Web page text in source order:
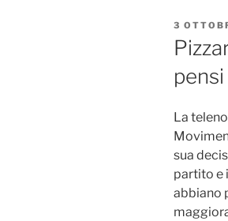
IL
3
La
sua
partito e
abbiano